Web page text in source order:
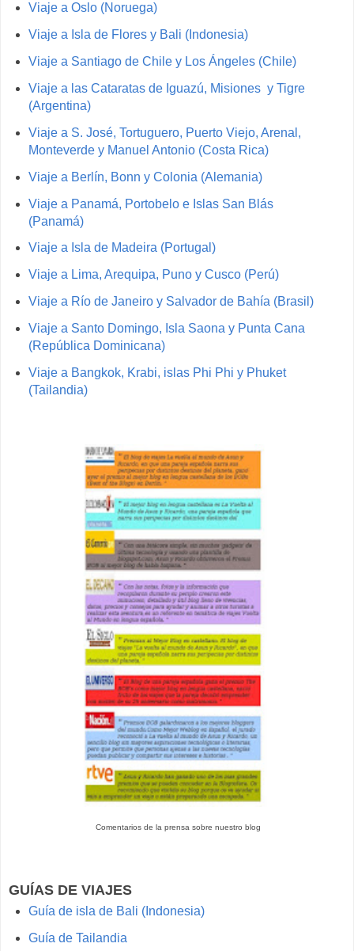
Viaje a Oslo (Noruega)
Viaje a Isla de Flores y Bali (Indonesia)
Viaje a Santiago de Chile y Los Ángeles (Chile)
Viaje a las Cataratas de Iguazú, Misiones y Tigre
(Argentina)
Viaje a S. José, Tortuguero, Puerto Viejo, Arenal,
Monteverde y Manuel Antonio (Costa Rica)
Viaje a Berlín, Bonn y Colonia (Alemania)
Viaje a Panamá, Portobelo e Islas San Blás
(Panamá)
Viaje a Isla de Madeira (Portugal)
Viaje a Lima, Arequipa, Puno y Cusco (Perú)
Viaje a Río de Janeiro y Salvador de Bahía (Brasil)
Viaje a Santo Domingo, Isla Saona y Punta Cana
(República Dominicana)
Viaje a Bangkok, Krabi, islas Phi Phi y Phuket
(Tailandia)
Comentarios de la prensa sobre nuestro blog
GUÍAS DE VIAJES
Guía de isla de Bali (Indonesia)
Guía de Tailandia